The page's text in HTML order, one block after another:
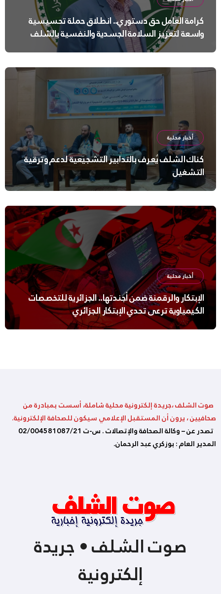
كرامة العامل حق دستوري.. انطلاق حملة تحسيسية
واسعة لتعزيز السلامة الجسدية والنفسية بالشلف
أخبار محلية
كناك الشلف يُعرف بالتدابير التشجيعية لدعم وترقية
التشغيل
أخبار محلية
الإبتكار والرقمنة ضمن أجندتها.. الجزائرية للتخصصات
الكيمياوية ترعى تحدي الإبتكار الجزائري
صوت الشلف ،جريدة إلكترونية محلية شاملة، أسست بمبادرة من
صحافيين ، يرون أن المستقبل الإعلامي سيكون للصحافة الإلكترونية.
تصدر عن – وكالة الصحافة والإتصالات . س-ت 02/004581087/21
المدير العام : بوزكري عبد الرحمان.
صوت الشلف • جريدة
إلكترونية